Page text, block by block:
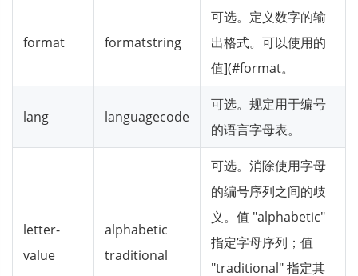
format formatstring
可选。定义数字的输
出格式。可以使用的
值](#format。
lang languagecode
可选。规定用于编号
的语言字母表。
letter-
value
alphabetic
traditional
可选。消除使用字母
的编号序列之间的歧
义。值 "alphabetic"
指定字母序列；值
"traditional" 指定其